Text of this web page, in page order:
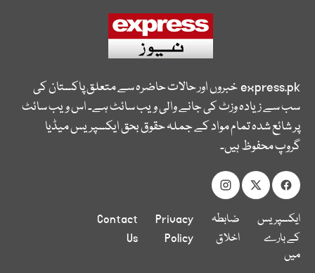
express.pkخبروں اور حالات حاضرہ سے متعلق پاکستان کی
سب سے زیادہ وزٹ کی جانے والی ویب سائٹ ہے۔ اس ویب سائٹ
پر شائع شدہ تمام مواد کے جملہ حقوق بحق ایکسپریس میڈیا
گروپ محفوظ ہیں۔
ایکسپریس
کے بارے
میں
ضابطہ
اخلاق
Privacy
Policy
Contact
Us